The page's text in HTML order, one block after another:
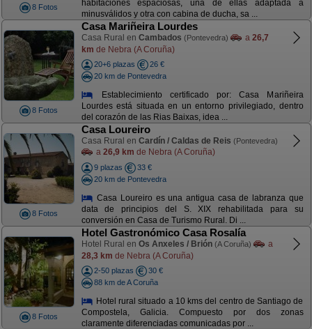
8 Fotos
habitaciones espaciosas, una de ellas adaptada a
minusválidos y otra con cabina de ducha, sa ...
8 Fotos
Casa Mariñeira Lourdes
Casa Rural en Cambados (Pontevedra) a 26,7
km de Nebra (A Coruña)
20+6 plazas
26 €
20 km de Pontevedra
Establecimiento certificado por: Casa Mariñeira
Lourdes está situada en un entorno privilegiado, dentro
del corazón de las Rias Baixas, idea ...
8 Fotos
Casa Loureiro
Casa Rural en Cardín / Caldas de Reis (Pontevedra)
a 26,9 km de Nebra (A Coruña)
9 plazas
33 €
20 km de Pontevedra
Casa Loureiro es una antigua casa de labranza que
data de principios del S. XIX rehabilitada para su
conversión en Casa de Turismo Rural. Di ...
8 Fotos
Hotel Gastronómico Casa Rosalía
Hotel Rural en Os Anxeles / Brión (A Coruña)
a
28,3 km de Nebra (A Coruña)
2-50 plazas
30 €
88 km de A Coruña
Hotel rural situado a 10 kms del centro de Santiago de
Compostela, Galicia. Compuesto por dos zonas
claramente diferenciadas comunicadas por ...